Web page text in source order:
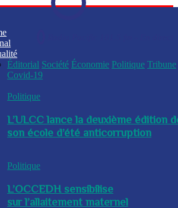
Éditorial Société Économie Politique Tribune
Covid-19
Politique
L’ULCC lance la deuxième édition
son école d’été anticorruption
Politique
L’OCCEDH sensibilise
sur l’allaitement maternel